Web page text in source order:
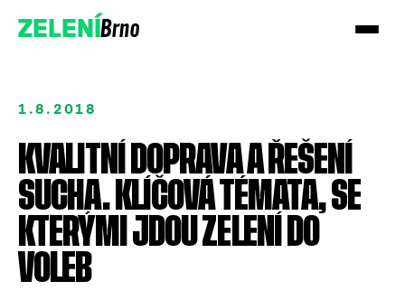
ZELENÍBrno
Přidejte se!
Podpořte nás darem
1.8.2018
KVALITNÍ DOPRAVA A ŘEŠENÍ
SUCHA. KLÍČOVÁ TÉMATA, SE
KTERÝMI JDOU ZELENÍ DO
VOLEB